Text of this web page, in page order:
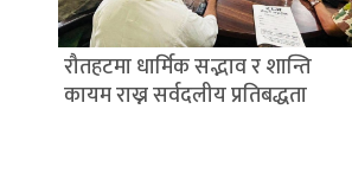
रौतहटमा धार्मिक सद्भाव र शान्ति
कायम राख्न सर्वदलीय प्रतिबद्धता